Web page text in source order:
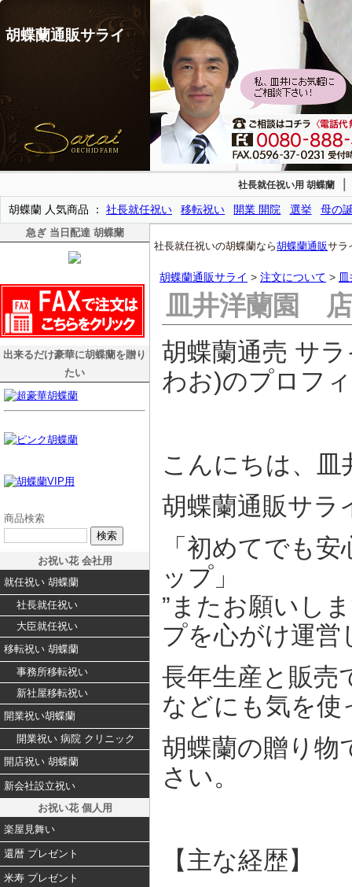
胡蝶蘭通販サライ
社長就任祝い用 胡蝶蘭
胡蝶蘭 人気商品 社長就任祝い 移転祝い 開業 開院 選挙 母の
急ぎ 当日配達 胡蝶蘭
出来るだけ豪華に胡蝶蘭を贈り
たい
商品検索
お祝い花 会社用
就任祝い 胡蝶蘭
社長就任祝い
大臣就任祝い
移転祝い 胡蝶蘭
事務所移転祝い
新社屋移転祝い
開業祝い胡蝶蘭
開業祝い 病院 クリニック
開店祝い 胡蝶蘭
新会社設立祝い
お祝い花 個人用
楽屋見舞い
還暦 プレゼント
米寿 プレゼント
社長就任祝いの胡蝶蘭なら胡蝶蘭通販サラ
胡蝶蘭通販サライ > 注文について >
皿井洋蘭園
胡蝶蘭通売 サ
わお)のプロフ
こんにちは、皿
胡蝶蘭通販サラ
「初めてでも
ップ」
”またお願いし
プを心がけ運営
長年生産と販売
などにも気を使
胡蝶蘭の贈り物
さい。
【主な経歴】